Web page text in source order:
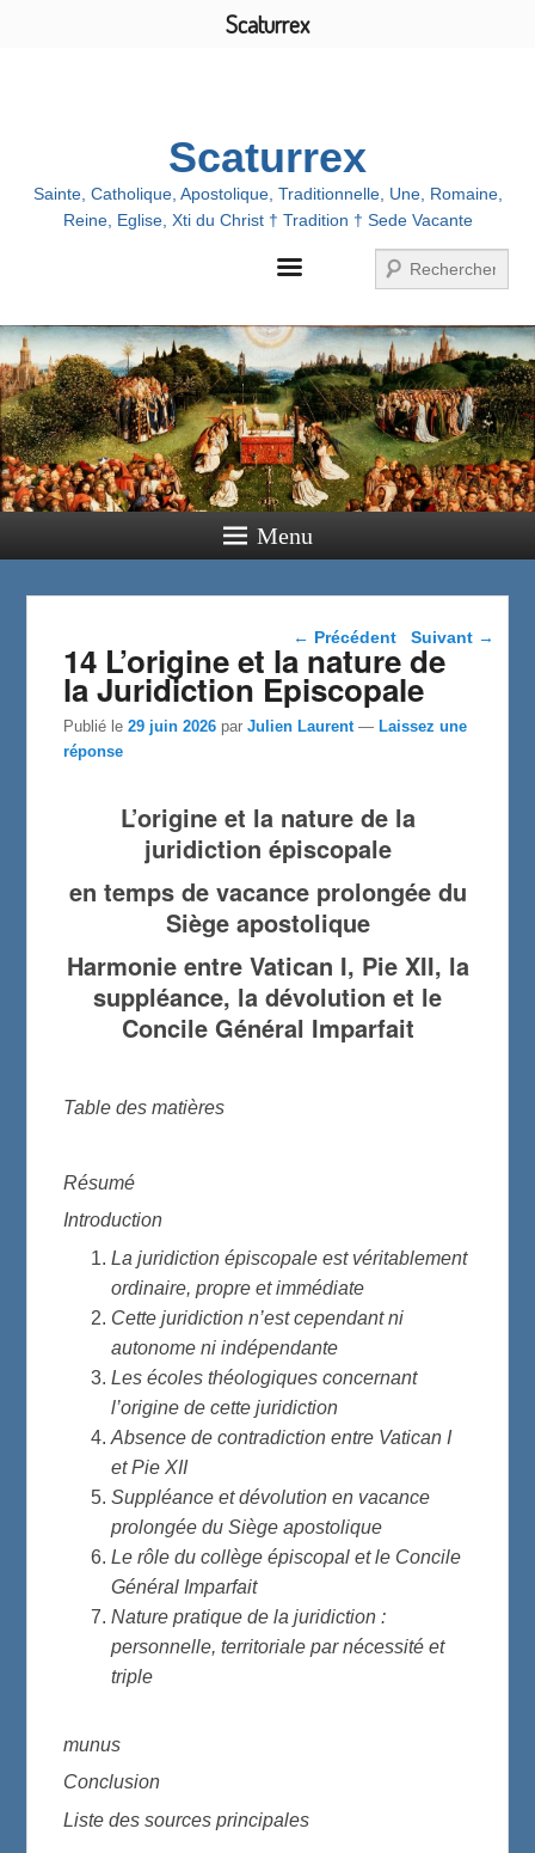
Menu
Scaturrex
Sainte, Catholique, Apostolique, Traditionnelle, Une, Romaine,
Reine, Eglise, Xti du Christ † Tradition † Sede Vacante
Recherche
Menu
Navigation dans les
articles
← Précédent Suivant →
14 L’origine et la nature de
la Juridiction Episcopale
Publié le29 juin 2026 parJulien Laurent — Laissez une
réponse
L’origine et la nature de la
juridiction épiscopale
en temps de vacance prolongée du
Siège apostolique
Harmonie entre Vatican I, Pie XII, la
suppléance, la dévolution et le
Concile Général Imparfait
Table des matières
Résumé
Introduction
La juridiction épiscopale est véritablement
ordinaire, propre et immédiate
Cette juridiction n’est cependant ni
autonome ni indépendante
Les écoles théologiques concernant
l’origine de cette juridiction
Absence de contradiction entre Vatican I
et Pie XII
Suppléance et dévolution en vacance
prolongée du Siège apostolique
Le rôle du collège épiscopal et le Concile
Général Imparfait
Nature pratique de la juridiction :
personnelle, territoriale par nécessité et
triple
munus
Conclusion
Liste des sources principales
Scaturrex